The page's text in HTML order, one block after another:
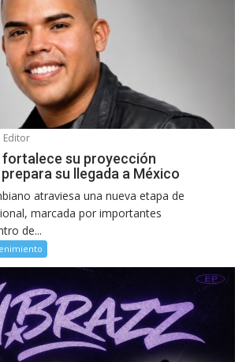
Editor
fortalece su proyección
su llegada a México
atraviesa una nueva etapa de
marcada por importantes
de...